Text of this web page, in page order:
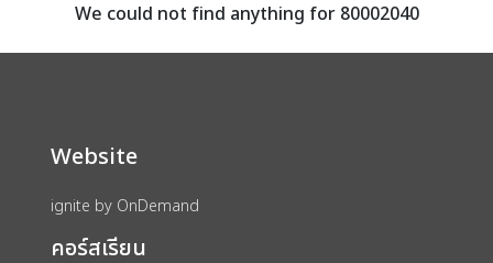
assignment ลงทะเบียน
We could not find anything for 80002040
Website
ignite by OnDemand
คอร์สเรียน